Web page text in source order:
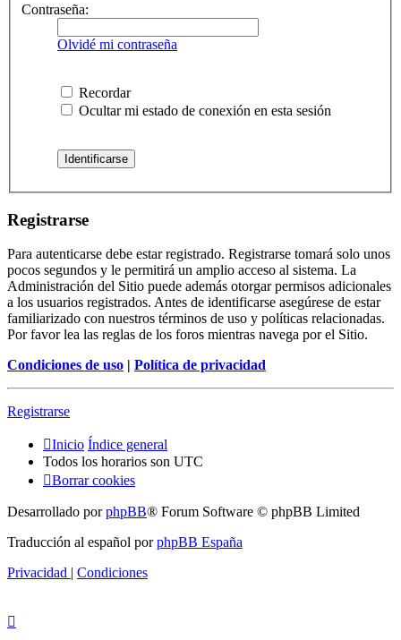
Contraseña:
Olvidé mi contraseña
Recordar
Ocultar mi estado de conexión en esta sesión
Registrarse
Para autenticarse debe estar registrado. Registrarse tomará solo unos
pocos segundos y le permitirá un amplio acceso al sistema. La
Administración del Sitio puede además otorgar permisos adicionales
a los usuarios registrados. Antes de identificarse asegúrese de estar
familiarizado con nuestros términos de uso y políticas relacionadas.
Por favor lea las reglas de los foros mientras navega por el Sitio.
Condiciones de uso | Política de privacidad
Registrarse
Inicio Índice general
Todos los horarios son UTC
Borrar cookies
Desarrollado porphpBB® Forum Software © phpBB Limited
Traducción al español porphpBB España
Privacidad | Condiciones